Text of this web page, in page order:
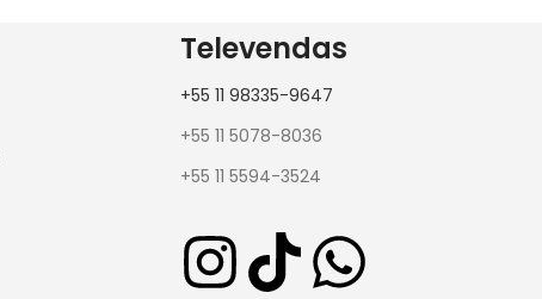
Televendas
+55 11 98335-9647
+55 11 5078-8036
+55 11 5594-3524